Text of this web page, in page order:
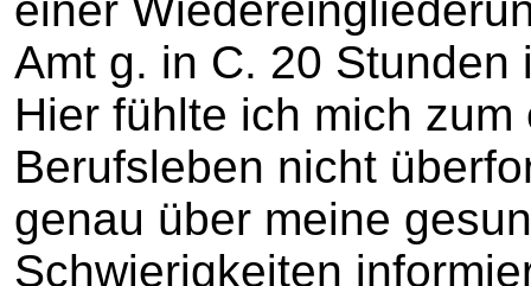
Amt g. in C. 20
Hier fühlte ich mich
Berufsleben nicht
genau über meine
Schwierigkeiten